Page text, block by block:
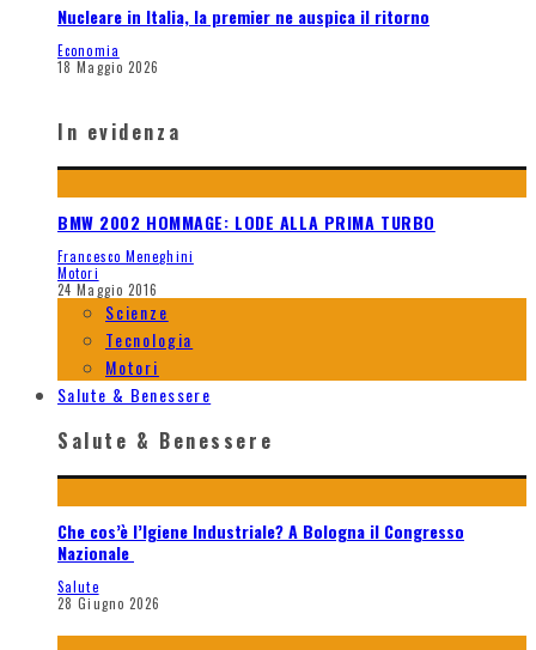
Nucleare in Italia, la premier ne auspica il ritorno
Economia
18 Maggio 2026
In evidenza
BMW 2002 HOMMAGE: LODE ALLA PRIMA TURBO
Francesco Meneghini
Motori
24 Maggio 2016
Scienze
Tecnologia
Motori
Salute & Benessere
Salute & Benessere
Che cos’è l’Igiene Industriale? A Bologna il Congresso
Nazionale
Salute
28 Giugno 2026